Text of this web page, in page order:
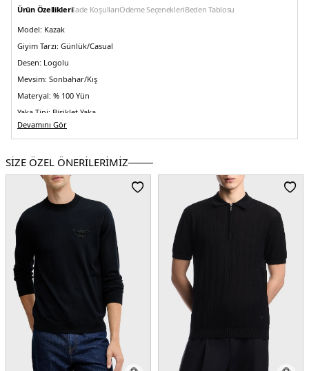
Ürün Özellikleriİade KoşullarıÖdeme SeçenekleriBeden Tablosu
Model: Kazak
Giyim Tarzı: Günlük/Casual
Desen: Logolu
Mevsim: Sonbahar/Kış
Materyal: % 100 Yün
Yaka Tipi: Bisiklet Yaka
Kol Boyu:Uzun Kol
Yaş Grubu: Yetişkin
Menşei:Çin
Detaylar: - Ribana örgülü yaka, etek ucu ve manşetler
5DK1EM002419AF14158UC001.07
Devamını Gör
SİZE ÖZEL ÖNERİLERİMİZ